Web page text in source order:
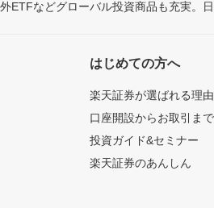
ETFなどグローバル投資商品も充実。
はじめての方へ
楽天証券が選ばれる理由
口座開設からお取引ま
投資ガイド&セミナー
楽天証券のあんしん